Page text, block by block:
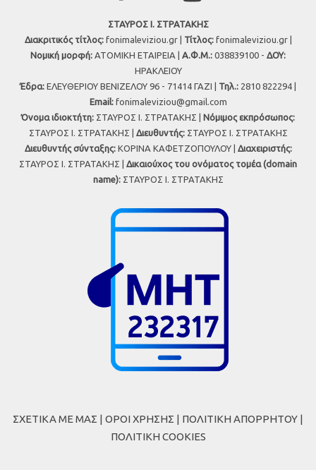
ΣΤΑΥΡΟΣ Ι. ΣΤΡΑΤΑΚΗΣ
Διακριτικός τίτλος:fonimaleviziou.gr | Τίτλος:fonimaleviziou.gr |
Νομική μορφή: ΑΤΟΜΙΚΗ ΕΤΑΙΡΕΙΑ | Α.Φ.Μ.: 038839100 - ΔΟΥ:
ΗΡΑΚΛΕΙΟΥ
Έδρα: ΕΛΕΥΘΕΡΙΟΥ ΒΕΝΙΖΕΛΟΥ 96 - 71414 ΓΑΖΙ | Τηλ.: 2810 822294 |
Εmail: fonimaleviziou@gmail.com
Όνομα ιδιοκτήτη: ΣΤΑΥΡΟΣ Ι. ΣΤΡΑΤΑΚΗΣ | Νόμιμος εκπρόσωπος:
ΣΤΑΥΡΟΣ Ι. ΣΤΡΑΤΑΚΗΣ | Διευθυντής:ΣΤΑΥΡΟΣ Ι. ΣΤΡΑΤΑΚΗΣ
Διευθυντής σύνταξης:ΚΟΡΙΝΑ ΚΑΦΕΤΖΟΠΟΥΛΟΥ | Διαχειριστής:
ΣΤΑΥΡΟΣ Ι. ΣΤΡΑΤΑΚΗΣ | Δικαιούχος του ονόματος τομέα (domain
name):ΣΤΑΥΡΟΣ Ι. ΣΤΡΑΤΑΚΗΣ
ΣΧΕΤΙΚΑ ΜΕ ΜΑΣ | ΟΡΟΙ ΧΡΗΣΗΣ | ΠΟΛΙΤΙΚΗ ΑΠΟΡΡΗΤΟΥ |
ΠΟΛΙΤΙΚΗ COOKIES